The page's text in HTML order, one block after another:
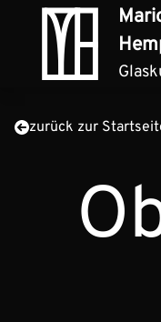
Zum Inhalt springen
zurück zur